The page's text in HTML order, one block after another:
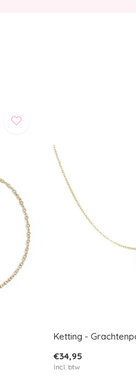
Ketting -
€34,95
Incl. btw